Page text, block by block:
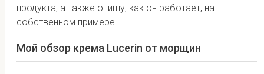
продукта, а также опишу, как он работает, на
собственном примере.
Мой обзор крема Lucerin от морщин